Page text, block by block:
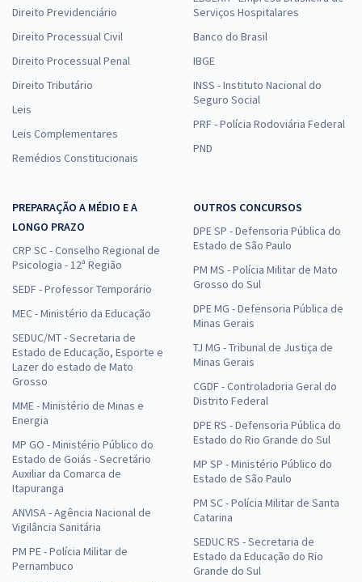
Direito Previdenciário
Direito Processual Civil
Direito Processual Penal
Direito Tributário
Leis
Leis Complementares
Remédios Constitucionais
Serviços Hospitalares
Banco do Brasil
IBGE
INSS - Instituto Nacional do
Seguro Social
PRF - Polícia Rodoviária Federal
PND
PREPARAÇÃO A MÉDIO E A
LONGO PRAZO
CRP SC - Conselho Regional de
Psicologia - 12ª Região
SEDF - Professor Temporário
MEC - Ministério da Educação
SEDUC/MT - Secretaria de
Estado de Educação, Esporte e
Lazer do estado de Mato
Grosso
MME - Ministério de Minas e
Energia
MP GO - Ministério Público do
Estado de Goiás - Secretário
Auxiliar da Comarca de
Itapuranga
ANVISA - Agência Nacional de
Vigilância Sanitária
PM PE - Polícia Militar de
Pernambuco
OUTROS CONCURSOS
DPE SP - Defensoria Pública do
Estado de São Paulo
PM MS - Polícia Militar de Mato
Grosso do Sul
DPE MG - Defensoria Pública de
Minas Gerais
TJ MG - Tribunal de Justiça de
Minas Gerais
CGDF - Controladoria Geral do
Distrito Federal
DPE RS - Defensoria Pública do
Estado do Rio Grande do Sul
MP SP - Ministério Público do
Estado de São Paulo
PM SC - Polícia Militar de Santa
Catarina
SEDUC RS - Secretaria de
Estado da Educação do Rio
Grande do Sul